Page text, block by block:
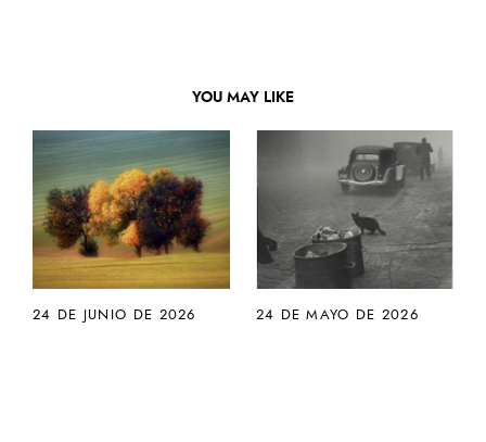
YOU MAY LIKE
24 DE JUNIO DE 2026 24 DE MAYO DE 2026